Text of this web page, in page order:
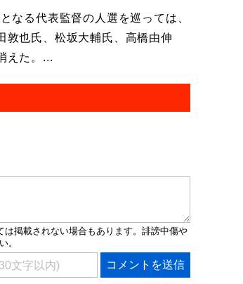
る代表監督の人選を巡っては、
敦也氏、松坂大輔氏、高橋由伸
えた。...